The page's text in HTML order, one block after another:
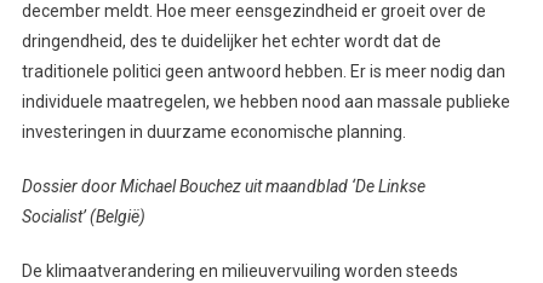
december meldt. Hoe meer eensgezindheid er groeit over de
dringendheid, des te duidelijker het echter wordt dat de
traditionele politici geen antwoord hebben. Er is meer nodig dan
individuele maatregelen, we hebben nood aan massale publieke
investeringen in duurzame economische planning.
Dossier door Michael Bouchez uit maandblad ‘De Linkse
Socialist’ (België)
De klimaatverandering en milieuvervuiling worden steeds